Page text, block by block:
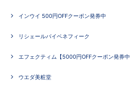
インウイ 500円OFFクーポン発券中
リシェールバイベネフィーク
エフェクティム【5000円OFFクーポン発券中
ウエダ美粧堂